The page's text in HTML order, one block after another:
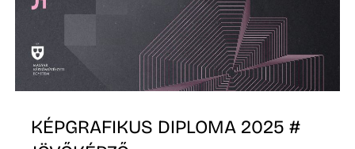
KÉPGRAFIKUS DIPLOMA 2025 #